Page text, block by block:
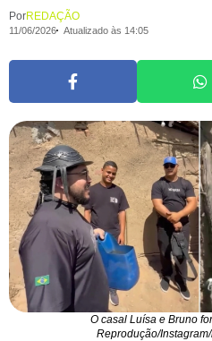
PorREDAÇÃO
11/06/2026 Atualizado às 14:05
O casal Luísa e Bruno
Reprodução/